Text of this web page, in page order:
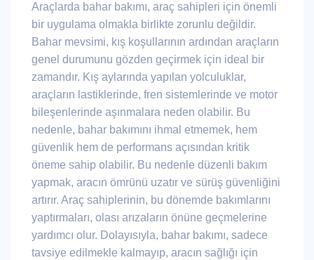
Araçlarda bahar bakımı, araç sahipleri için önemli
bir uygulama olmakla birlikte zorunlu değildir.
Bahar mevsimi, kış koşullarının ardından araçların
genel durumunu gözden geçirmek için ideal bir
zamandır. Kış aylarında yapılan yolculuklar,
araçların lastiklerinde, fren sistemlerinde ve motor
bileşenlerinde aşınmalara neden olabilir. Bu
nedenle, bahar bakımını ihmal etmemek, hem
güvenlik hem de performans açısından kritik
öneme sahip olabilir. Bu nedenle düzenli bakım
yapmak, aracın ömrünü uzatır ve sürüş güvenliğini
artırır. Araç sahiplerinin, bu dönemde bakımlarını
yaptırmaları, olası arızaların önüne geçmelerine
yardımcı olur. Dolayısıyla, bahar bakımı, sadece
tavsiye edilmekle kalmayıp, aracın sağlığı için